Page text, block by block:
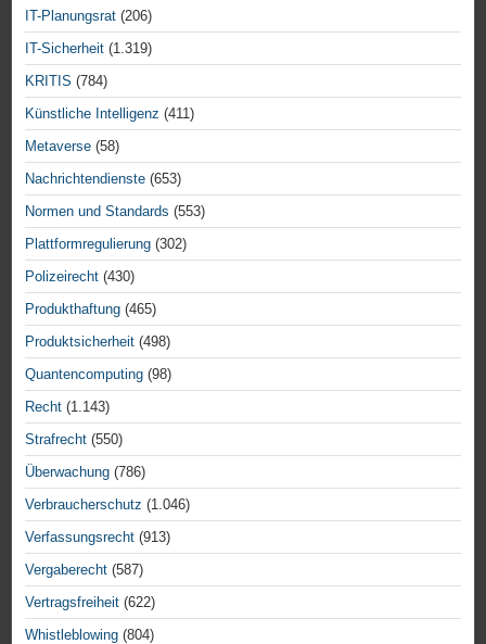
IT-Planungsrat (206)
IT-Sicherheit (1.319)
KRITIS (784)
Künstliche Intelligenz (411)
Metaverse (58)
Nachrichtendienste (653)
Normen und Standards (553)
Plattformregulierung (302)
Polizeirecht (430)
Produkthaftung (465)
Produktsicherheit (498)
Quantencomputing (98)
Recht (1.143)
Strafrecht (550)
Überwachung (786)
Verbraucherschutz (1.046)
Verfassungsrecht (913)
Vergaberecht (587)
Vertragsfreiheit (622)
Whistleblowing (804)